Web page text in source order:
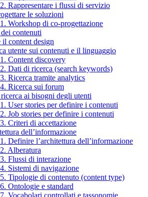
Rappresentare i flussi di servizio
le soluzioni
Workshop di co-progettazione
contenuti
il content design
utente sui contenuti e il linguaggio
Content discovery
Dati di ricerca (search keywords)
Ricerca tramite analytics
Ricerca sui forum
ai bisogni degli utenti
User stories per definire i contenuti
Job stories per definire i contenuti
Criteri di accettazione
dell’informazione
Definire l’architettura dell’informazione
Alberatura
Flussi di interazione
Sistemi di navigazione
Tipologie di contenuto (content type)
Ontologie e standard
Vocabolari controllati e tassonomie